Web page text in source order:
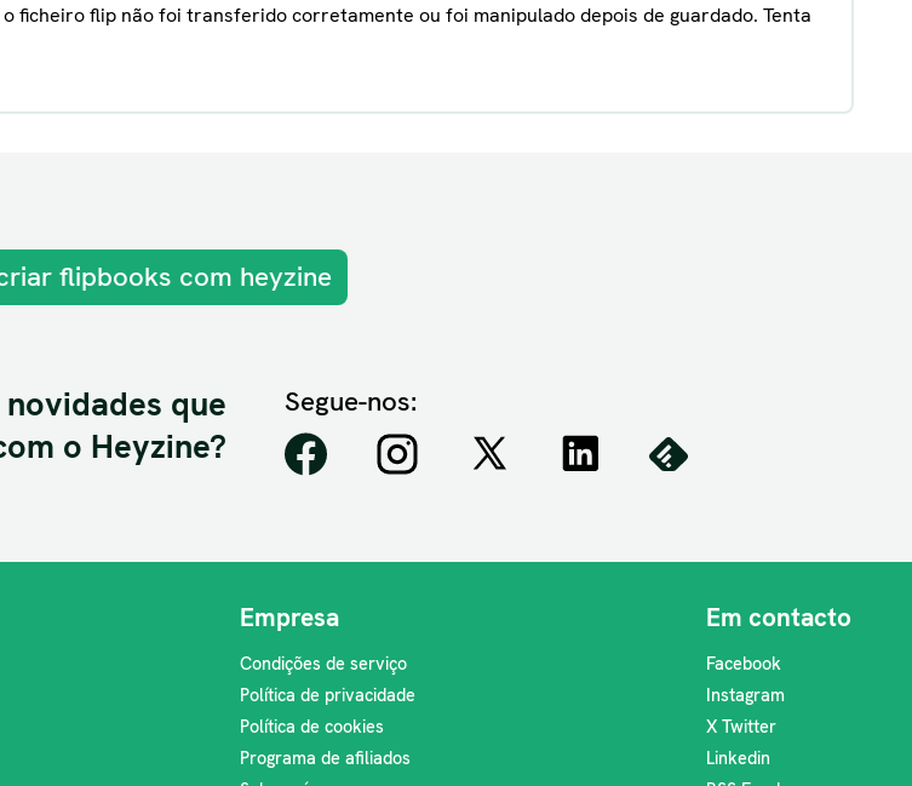
ficheiro flip não foi transferido corretamente ou foi manipulado depois de guardado. Tenta
flipbooks com heyzine
que
o Heyzine?
Segue-nos:
Empresa
Condições de serviço
Política de privacidade
Política de cookies
Programa de afiliados
Em contacto
Facebook
Instagram
X Twitter
Linkedin